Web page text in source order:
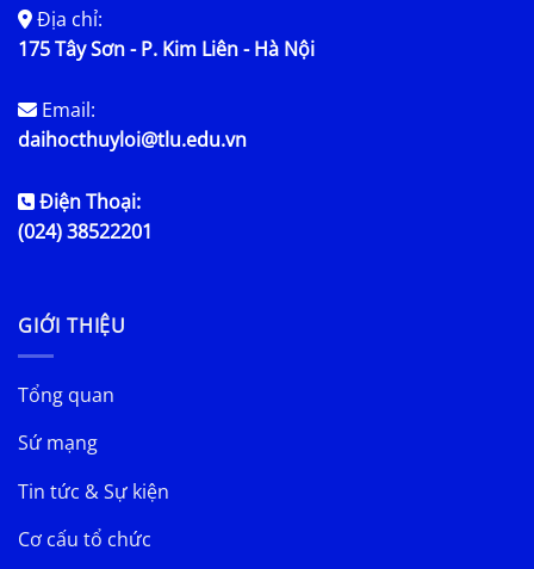
Địa chỉ:
175 Tây Sơn - P. Kim Liên - Hà Nội
Email:
daihocthuyloi@tlu.edu.vn
Điện Thoại:
(024) 38522201
GIỚI THIỆU
Tổng quan
Sứ mạng
Tin tức & Sự kiện
Cơ cấu tổ chức